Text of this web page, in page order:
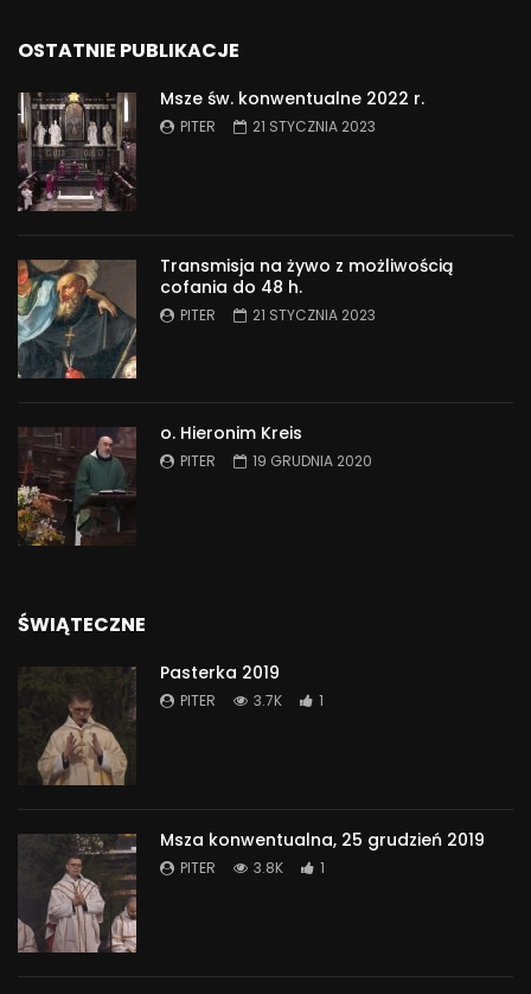
OSTATNIE PUBLIKACJE
Msze św. konwentualne 2022 r.
PITER 21 STYCZNIA 2023
Transmisja na żywo z możliwością
cofania do 48 h.
PITER 21 STYCZNIA 2023
o. Hieronim Kreis
PITER 19 GRUDNIA 2020
ŚWIĄTECZNE
Pasterka 2019
PITER 3.7K 1
Msza konwentualna, 25 grudzień 2019
PITER 3.8K 1